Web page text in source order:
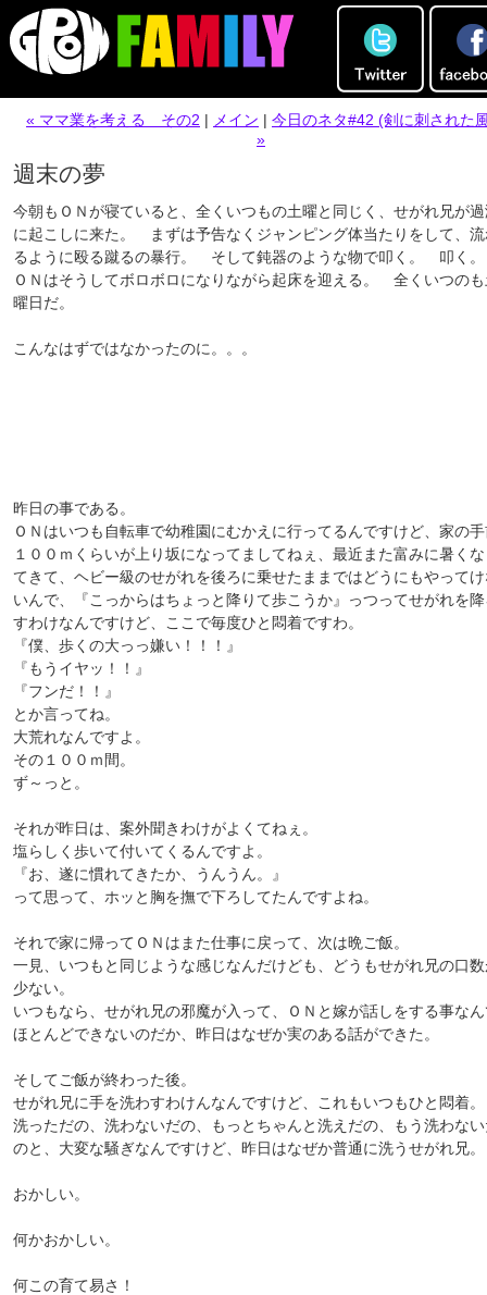
« ママ業を考える その2 | メイン | 今日のネタ#42 (剣に刺された
»
週末の夢
今朝もＯＮが寝ていると、全くいつもの土曜と同じく、せがれ兄が
に起こしに来た。 まずは予告なくジャンピング体当たりをして、
るように殴る蹴るの暴行。 そして鈍器のような物で叩く。 叩く
ＯＮはそうしてボロボロになりながら起床を迎える。 全くいつの
曜日だ。
こんなはずではなかったのに。。。
昨日の事である。
ＯＮはいつも自転車で幼稚園にむかえに行ってるんですけど、家の
１００ｍくらいが上り坂になってましてねぇ、最近また富みに暑く
てきて、ヘビー級のせがれを後ろに乗せたままではどうにもやって
いんで、『こっからはちょっと降りて歩こうか』っつってせがれを
すわけなんですけど、ここで毎度ひと悶着ですわ。
『僕、歩くの大っっ嫌い！！！』
『もうイヤッ！！』
『フンだ！！』
とか言ってね。
大荒れなんですよ。
その１００ｍ間。
ず～っと。
それが昨日は、案外聞きわけがよくてねぇ。
塩らしく歩いて付いてくるんですよ。
『お、遂に慣れてきたか、うんうん。』
って思って、ホッと胸を撫で下ろしてたんですよね。
それで家に帰ってＯＮはまた仕事に戻って、次は晩ご飯。
一見、いつもと同じような感じなんだけども、どうもせがれ兄の口
少ない。
いつもなら、せがれ兄の邪魔が入って、ＯＮと嫁が話しをする事な
ほとんどできないのだか、昨日はなぜか実のある話ができた。
そしてご飯が終わった後。
せがれ兄に手を洗わすわけんなんですけど、これもいつもひと悶
洗っただの、洗わないだの、もっとちゃんと洗えだの、もう洗わな
のと、大変な騒ぎなんですけど、昨日はなぜか普通に洗うせがれ兄。
おかしい。
何かおかしい。
何この育て易さ！